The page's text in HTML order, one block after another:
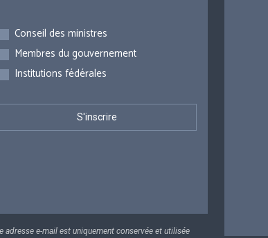
Conseil des ministres
Membres du gouvernement
Institutions fédérales
adresse e-mail est uniquement conservée et utilisée